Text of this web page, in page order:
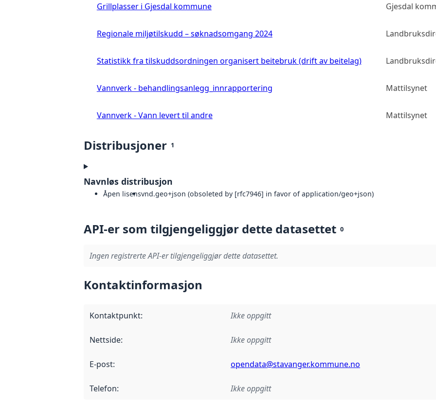
Grillplasser i Gjesdal kommune Gjesdal
Regionale miljøtilskudd – søknadsomgang 2024
Statistikk fra tilskuddsordningen organisert beitebruk (drift av beitelag)
Vannverk - behandlingsanlegg_innrapportering Mattilsynet
Vannverk - Vann levert til andre Mattilsynet
Distribusjoner 1
Navnløs distribusjon
Åpen lisensvnd.geo+json (obsoleted by [rfc7946] in favor of application/geo+json)
API-er som tilgjengeliggjør dette datasettet 0
Ingen registrerte API-er tilgjengeliggjør dette datasettet.
Kontaktinformasjon
Kontaktpunkt: Ikke oppgitt
Nettside: Ikke oppgitt
E-post: opendata@stavanger.kommune.no
Telefon: Ikke oppgitt